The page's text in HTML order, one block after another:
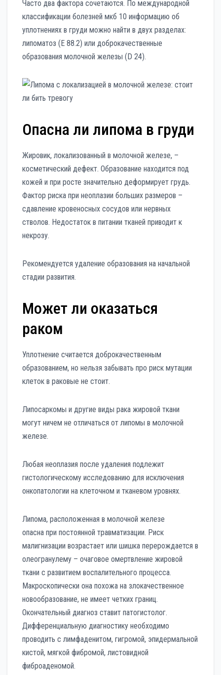
Часто два фактора сочетаются. По международной
классификации болезней мкб 10 информацию об
уплотнениях в груди можно найти в двух разделах:
липоматоз (Е 88.2) или доброкачественные
образования молочной железы (D 24).
Опасна ли липома в груди
Жировик, локализованный в молочной железе, –
косметический дефект. Образование находится под
кожей и при росте значительно деформирует грудь.
Фактор риска при неоплазии больших размеров –
сдавление кровеносных сосудов или нервных
стволов. Недостаток в питании тканей приводит к
некрозу.
Рекомендуется удаление образования на начальной
стадии развития.
Может ли оказаться
раком
Уплотнение считается доброкачественным
образованием, но нельзя забывать про риск мутации
клеток в раковые не стоит.
Липосаркомы и другие виды рака жировой ткани
могут ничем не отличаться от липомы в молочной
железе.
Любая неоплазия после удаления подлежит
гистологическому исследованию для исключения
онкопатологии на клеточном и тканевом уровнях.
Липома, расположенная в молочной железе
опасна при постоянной травматизации. Риск
малигнизации возрастает или шишка перерождается в
олеогранулему – очаговое омертвление жировой
ткани с развитием воспалительного процесса.
Макроскопически она похожа на злокачественное
новообразование, не имеет четких границ.
Окончательный диагноз ставит патогистолог.
Дифференциальную диагностику необходимо
проводить с лимфаденитом, гигромой, эпидермальной
кистой, мягкой фибромой, листовидной
фиброаденомой.